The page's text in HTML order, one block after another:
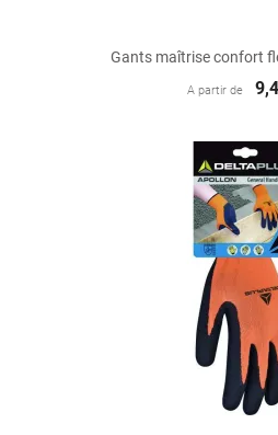
Gants maîtrise confort
A partir de